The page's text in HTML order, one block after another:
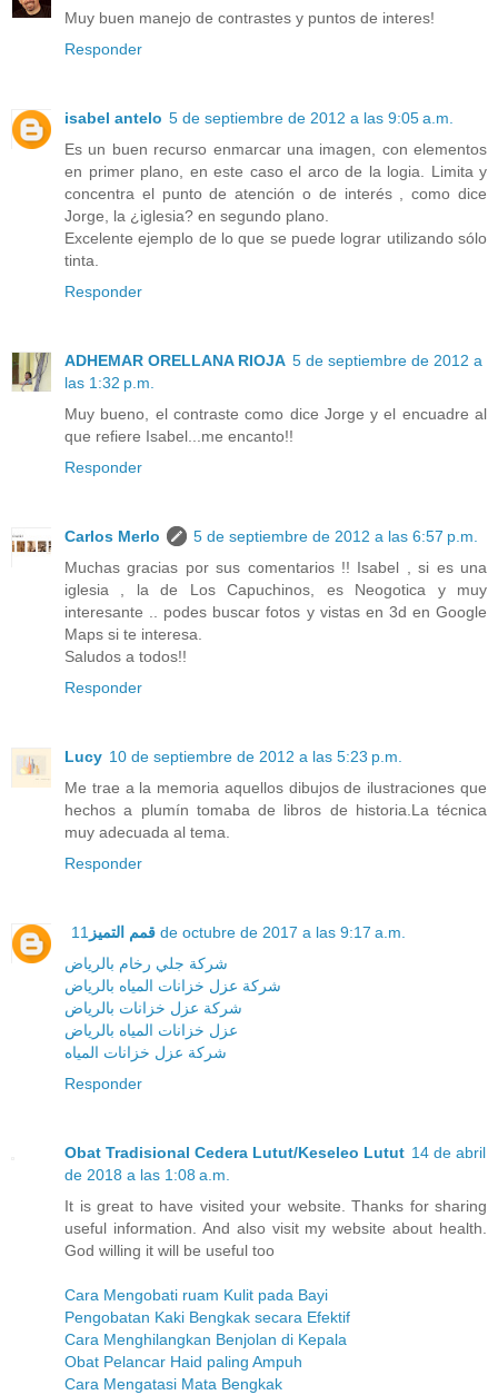
Muy buen manejo de contrastes y puntos de interes!
Responder
isabel antelo 5 de septiembre de 2012 a las 9:05 a.m.
Es un buen recurso enmarcar una imagen, con elementos
en primer plano, en este caso el arco de la logia. Limita y
concentra el punto de atención o de interés , como dice
Jorge, la ¿iglesia? en segundo plano.
Excelente ejemplo de lo que se puede lograr utilizando sólo
tinta.
Responder
ADHEMAR ORELLANA RIOJA 5 de septiembre de 2012 a
las 1:32 p.m.
Muy bueno, el contraste como dice Jorge y el encuadre al
que refiere Isabel...me encanto!!
Responder
Carlos Merlo
5 de septiembre de 2012 a las 6:57 p.m.
Muchas gracias por sus comentarios !! Isabel , si es una
iglesia , la de Los Capuchinos, es Neogotica y muy
interesante .. podes buscar fotos y vistas en 3d en Google
Maps si te interesa.
Saludos a todos!!
Responder
Lucy 10 de septiembre de 2012 a las 5:23 p.m.
Me trae a la memoria aquellos dibujos de ilustraciones que
hechos a plumín tomaba de libros de historia.La técnica
muy adecuada al tema.
Responder
قمم التميز 11 de octubre de 2017 a las 9:17 a.m.
شركة جلي رخام بالرياض
شركة عزل خزانات المياه بالرياض
شركة عزل خزانات بالرياض
عزل خزانات المياه بالرياض
شركة عزل خزانات المياه
Responder
Obat Tradisional Cedera Lutut/Keseleo Lutut 14 de abril
de 2018 a las 1:08 a.m.
It is great to have visited your website. Thanks for sharing
useful information. And also visit my website about health.
God willing it will be useful too
Cara Mengobati ruam Kulit pada Bayi
Pengobatan Kaki Bengkak secara Efektif
Cara Menghilangkan Benjolan di Kepala
Obat Pelancar Haid paling Ampuh
Cara Mengatasi Mata Bengkak